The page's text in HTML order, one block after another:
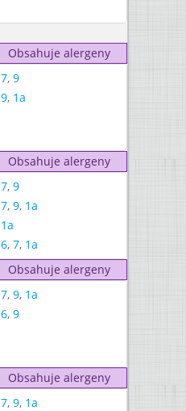
Obsahuje alergeny
7, 9
9, 1a
Obsahuje alergeny
7, 9
7, 9, 1a
1a
6, 7, 1a
Obsahuje alergeny
7, 9, 1a
6, 9
Obsahuje alergeny
7, 9, 1a